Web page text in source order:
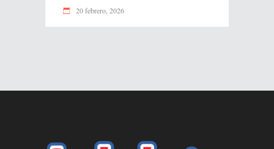
20 febrero, 2026